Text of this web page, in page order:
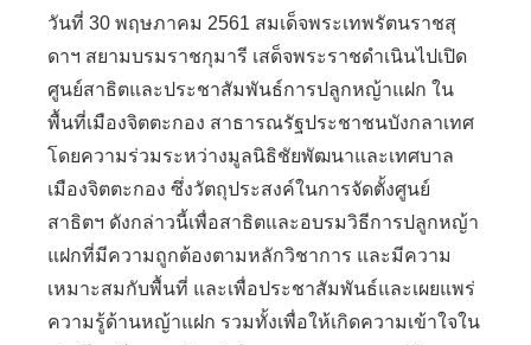
วันที่ 30 พฤษภาคม 2561 สมเด็จพระเทพรัตนราชสุ
ดาฯ สยามบรมราชกุมารี เสด็จพระราชดำเนินไปเปิด
ศูนย์สาธิตและประชาสัมพันธ์การปลูกหญ้าแฝก ใน
พื้นที่เมืองจิตตะกอง สาธารณรัฐประชาชนบังกลาเทศ
โดยความร่วมระหว่างมูลนิธิชัยพัฒนาและเทศบาล
เมืองจิตตะกอง ซึ่งวัตถุประสงค์ในการจัดตั้งศูนย์
สาธิตฯ ดังกล่าวนี้เพื่อสาธิตและอบรมวิธีการปลูกหญ้า
แฝกที่มีความถูกต้องตามหลักวิชาการ และมีความ
เหมาะสมกับพื้นที่ และเพื่อประชาสัมพันธ์และเผยแพร่
ความรู้ด้านหญ้าแฝก รวมทั้งเพื่อให้เกิดความเข้าใจใน